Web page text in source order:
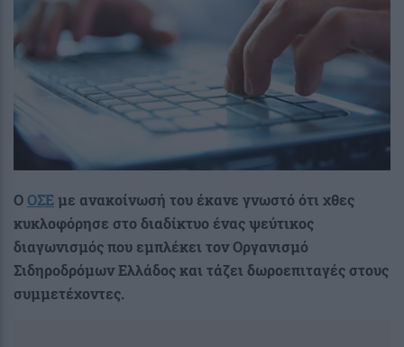
Ο ΟΣΕ με ανακοίνωσή του έκανε γνωστό ότι χθες
κυκλοφόρησε στο διαδίκτυο ένας ψεύτικος
διαγωνισμός που εμπλέκει τον Οργανισμό
Σιδηροδρόμων Ελλάδος και τάζει δωροεπιταγές στους
συμμετέχοντες.